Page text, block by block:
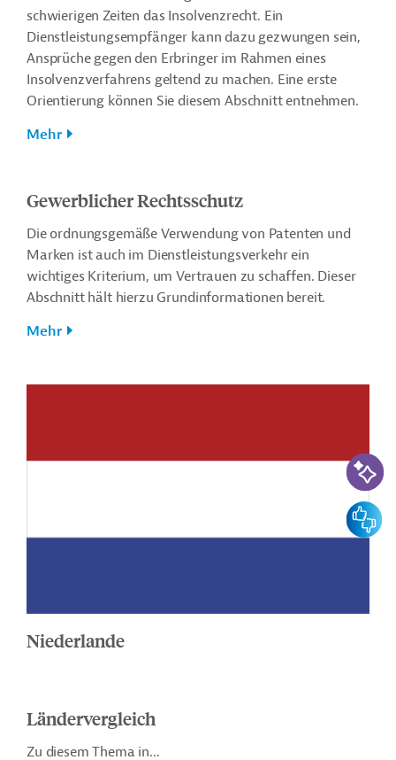
schwierigen Zeiten das Insolvenzrecht. Ein
Dienstleistungsempfänger kann dazu gezwungen sein,
Ansprüche gegen den Erbringer im Rahmen eines
Insolvenzverfahrens geltend zu machen. Eine erste
Orientierung können Sie diesem Abschnitt entnehmen.
Mehr
Gewerblicher Rechtsschutz
Die ordnungsgemäße Verwendung von Patenten und
Marken ist auch im Dienstleistungsverkehr ein
wichtiges Kriterium, um Vertrauen zu schaffen. Dieser
Abschnitt hält hierzu Grundinformationen bereit.
Mehr
Niederlande
Ländervergleich
Zu diesem Thema in...
KI-